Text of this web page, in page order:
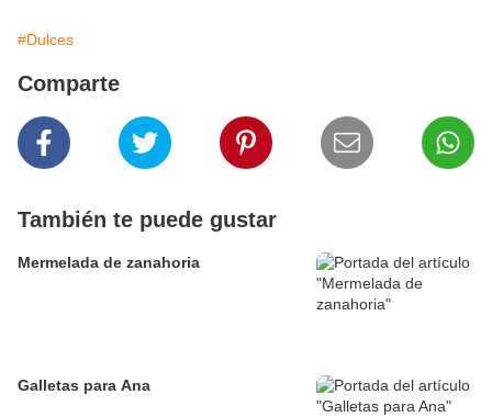
#Dulces
Comparte
También te puede gustar
Mermelada de zanahoria
Galletas para Ana